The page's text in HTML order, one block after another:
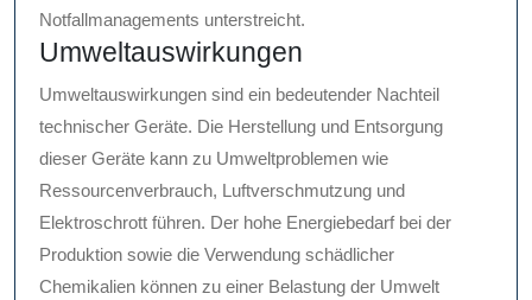
Notfallmanagements unterstreicht.
Umweltauswirkungen
Umweltauswirkungen sind ein bedeutender Nachteil
technischer Geräte. Die Herstellung und Entsorgung
dieser Geräte kann zu Umweltproblemen wie
Ressourcenverbrauch, Luftverschmutzung und
Elektroschrott führen. Der hohe Energiebedarf bei der
Produktion sowie die Verwendung schädlicher
Chemikalien können zu einer Belastung der Umwelt